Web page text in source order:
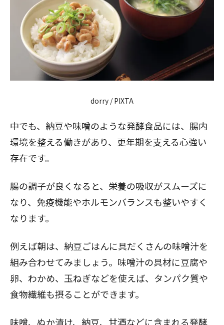
dorry / PIXTA
中でも、納豆や味噌のような発酵食品には、腸内
環境を整える働きがあり、更年期を支える心強い
存在です。
腸の調子が良くなると、栄養の吸収がスムーズに
なり、免疫機能やホルモンバランスも整いやすく
なります。
例えば朝は、納豆ごはんに具だくさんの味噌汁を
組み合わせてみましょう。味噌汁の具材に豆腐や
卵、わかめ、玉ねぎなどを使えば、タンパク質や
食物繊維も摂ることができます。
味噌、ぬか漬け、納豆、甘酒などに含まれる発酵